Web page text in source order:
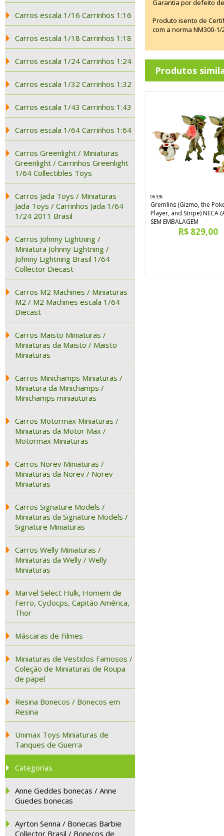
Carros escala 1/16 Carrinhos 1:16
Carros escala 1/18 Carrinhos 1:18
Carros escala 1/24 Carrinhos 1:24
Carros escala 1/32 Carrinhos 1:32
Carros escala 1/43 Carrinhos 1:43
Carros escala 1/64 Carrinhos 1:64
Carros Greenlight / Miniaturas
Greenlight / Carrinhos Greenlight
1/64 Collectibles Toys
Carros Jada Toys / Miniaturas
Jada Toys / Carrinhos Jada 1/64
1/24 2011 Brasil
Carros Johnny Lightning /
Miniatura Johnny Lightning /
Johnny Lightning Brasil 1/64
Collector Diecast
Carros M2 Machines / Miniaturas
M2 / M2 Machines escala 1/64
Diecast
Carros Maisto Miniaturas /
Miniaturas da Maisto / Maisto
Miniaturas
Carros Minichamps Miniaturas /
Miniatura da Minichamps /
Minichamps miniauturas
Carros Motormax Miniaturas /
Miniaturas da Motor Max /
Motormax Miniaturas
Carros Norev Miniaturas /
Miniaturas da Norev / Norev
Miniaturas
Carros Signature Models /
Miniaturas da Signature Models /
Signature Miniaturas
Carros Welly Miniaturas /
Miniaturas da Welly / Welly
Miniaturas
Marvel Select Hulk, Homem de
Ferro, Cyclocps, Capitão América,
Thor
Máscaras de Filmes
Miniaturas de Vestidos Famosos /
Coleção de Miniaturas de Roupa
de papel
Resina Bonecos / Bonecos em
Resina
Unimax Toys Miniaturas de
Tanques de Guerra
Categorias
Anne Geddes bonecas / Anne
Guedes bonecas
Ayrton Senna / Bonecas Barbie
Collector Brasil / Bonecos de
Garantia por defeito
Produto isento de
com a norma NM300-
Produtos
06336
Gremlins (Gizmo, the
Player, and Stripe) NECA
SEM EMBALAGEM
R$ 829,00